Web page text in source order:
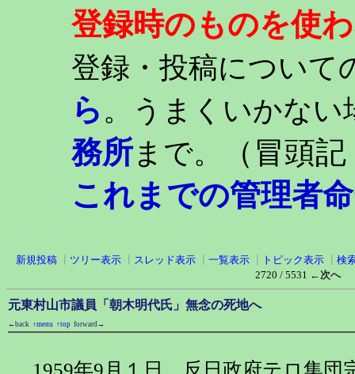
登録時のものを使
登録・投稿について
ら。うまくいかない
務所まで。 （冒
これまでの管理者
新規投稿 ツリー表示 スレッド表示 一覧表示 トピック表示
検
2720 / 5531 ←次へ
元東村山市議員「朝木明代氏」無念の死地へ
←back ↑menu ↑top forward→